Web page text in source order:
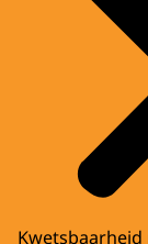
Kwetsbaarheid